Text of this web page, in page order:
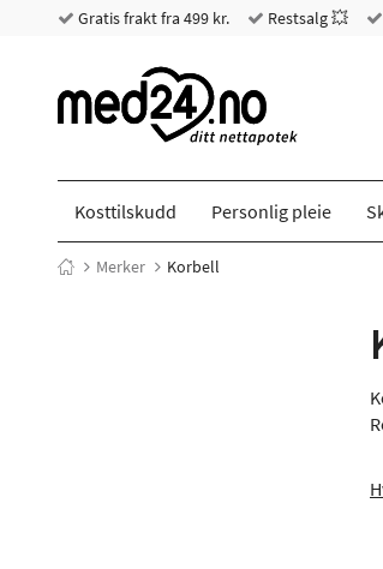
Gratis frakt fra 499 kr. Restsalg 💥
Kosttilskudd Personlig pleie
Merker Korbell